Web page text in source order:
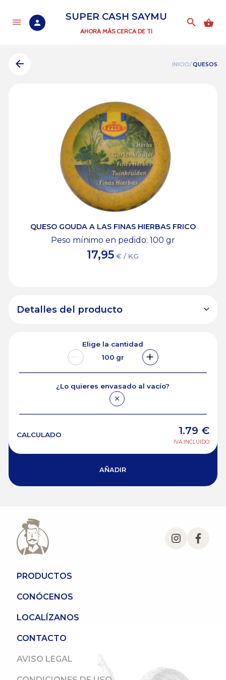
SUPER CASH SAYMU
AHORA MÁS CERCA DE TI
INICIO/QUESOS
QUESO GOUDA A LAS FINAS HIERBAS FRICO
Peso mínimo en pedido: 100 gr
17,95 € / KG
Detalles del producto
Elige la cantidad
100 gr
¿Lo quieres envasado al vacío?
CALCULADO 1.79 €
IVA INCLUIDO
AÑADIR
PRODUCTOS
CONÓCENOS
LOCALÍZANOS
CONTACTO
AVISO LEGAL